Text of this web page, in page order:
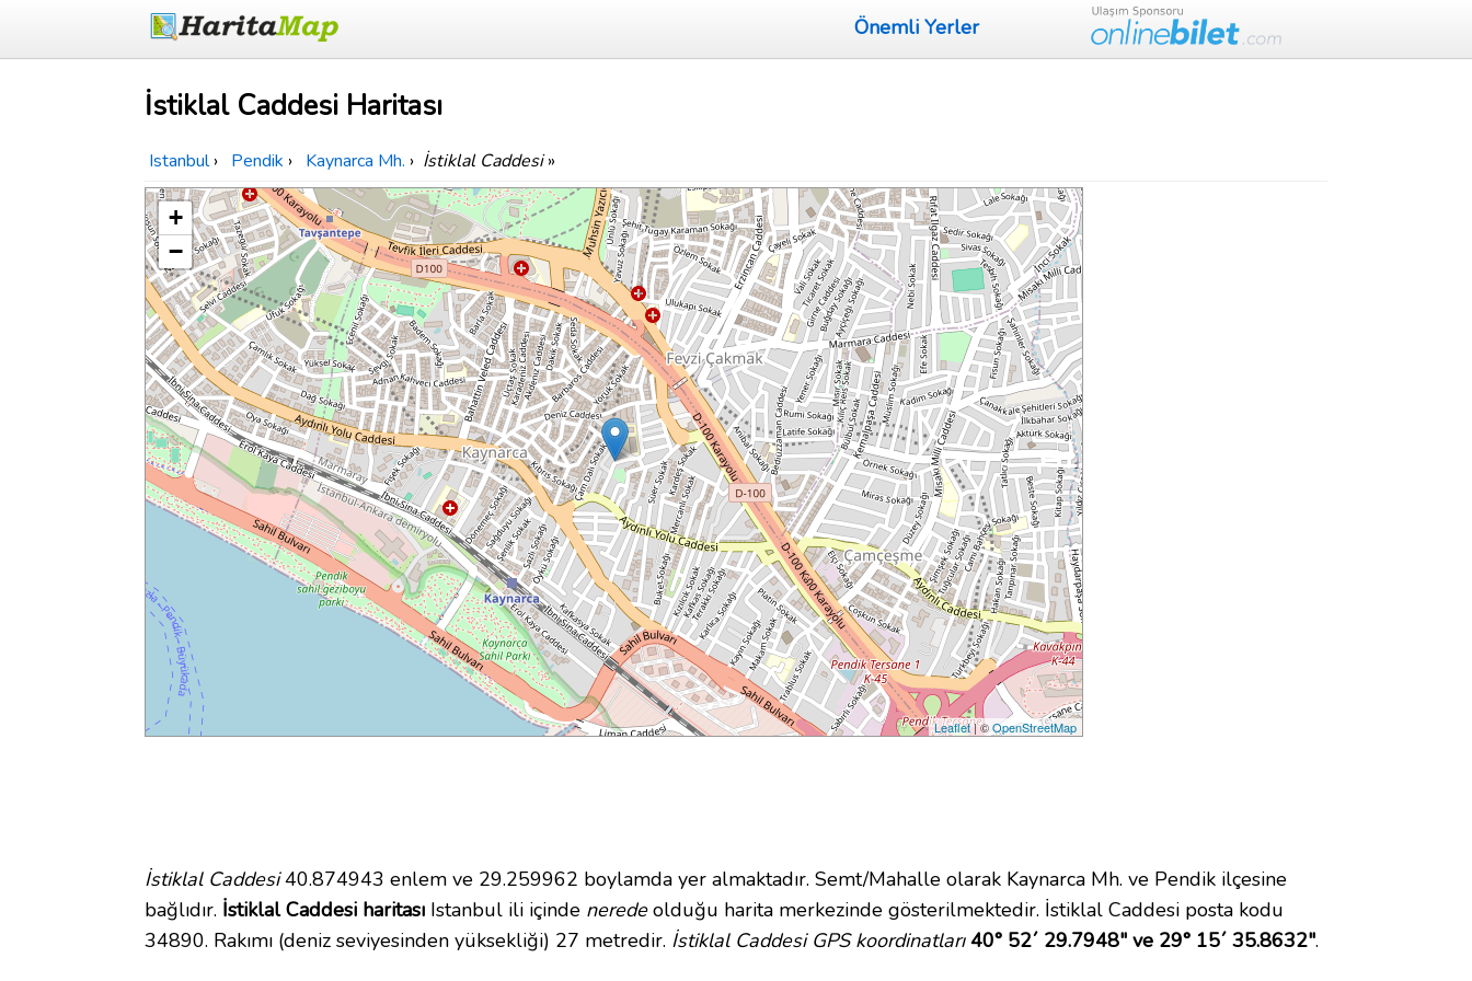
Önemli Yerler
İstiklal Caddesi Haritası
Istanbul › Pendik › Kaynarca Mh. › İstiklal Caddesi»
+
−
Leaflet| ©OpenStreetMap
İstiklal Caddesi40.874943 enlem ve 29.259962 boylamda yer almaktadır. Semt/Mahalle olarak Kaynarca Mh. ve Pendik ilçesine
bağlıdır. İstiklal Caddesi haritası Istanbul ili içinde neredeolduğu harita merkezinde gösterilmektedir. İstiklal Caddesi posta kodu
34890. Rakımı (deniz seviyesinden yüksekliği) 27 metredir. İstiklal Caddesi GPS koordinatları 40° 52´ 29.7948" ve 29° 15´ 35.8632".